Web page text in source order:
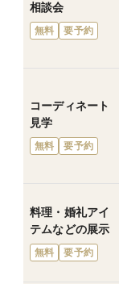
相談会
無料 要予約
コーディネート
見学
無料 要予約
料理・婚礼アイ
テムなどの展示
無料 要予約